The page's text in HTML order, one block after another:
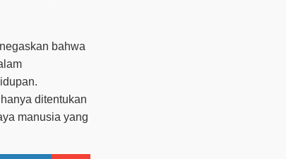
bahwa
ditentukan
manusia yang